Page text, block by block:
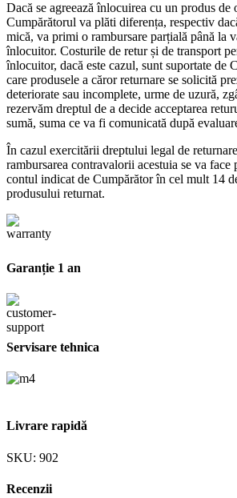
Dacă se agreează înlocuirea cu un produs de
Cumpărătorul va plăti diferența, respectiv
mică, va primi o rambursare parțială până la
înlocuitor. Costurile de retur și de transport
înlocuitor, dacă este cazul, sunt suportate de
care produsele a căror returnare se solicită
deteriorate sau incomplete, urme de uzură,
rezervăm dreptul de a decide acceptarea
sumă, suma ce va fi comunicată după
În cazul exercitării dreptului legal de
rambursarea contravalorii acestuia se va
contul indicat de Cumpărător în cel mult 14
produsului returnat.
Garanție 1 an
Servisare tehnica
Livrare rapidă
SKU: 902
Recenzii